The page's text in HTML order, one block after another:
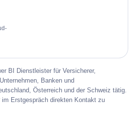
BI Dienstleister für Versicherer,
Banken und
Österreich und der Schweiz tätig.
Erstgespräch direkten Kontakt zu